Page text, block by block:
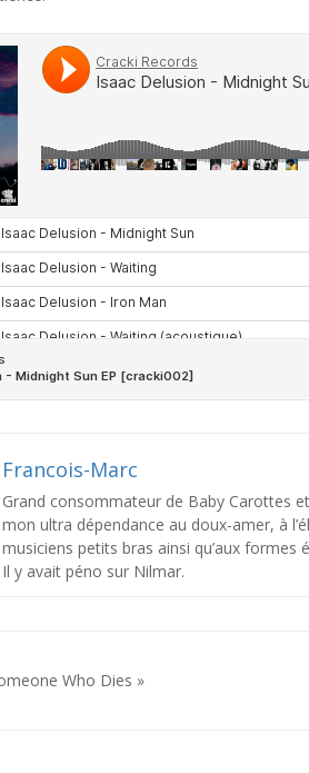
Francois-Marc
Grand consommateur de Baby Carottes
mon ultra dépendance au doux-amer, à
musiciens petits bras ainsi qu’aux formes
Il y avait péno sur Nilmar.
Who Dies »